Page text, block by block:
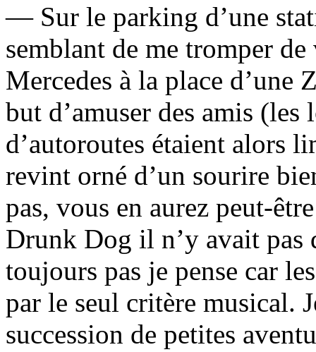
— Sur le parking d’une
semblant de me tromper
Mercedes à la place d’une
but d’amuser des amis
d’autoroutes étaient alors
revint orné d’un sourire
pas, vous en aurez peut-
Drunk Dog il n’y avait pas
toujours pas je pense car
par le seul critère musical.
succession de petites